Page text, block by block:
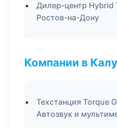
Дилер-центр Hybrid
Ростов-на-Дону
Компании в
Техстанция Torque
Автозвук и